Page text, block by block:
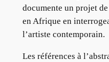
documente un projet
en Afrique en
l’artiste contemporain.
Les références à